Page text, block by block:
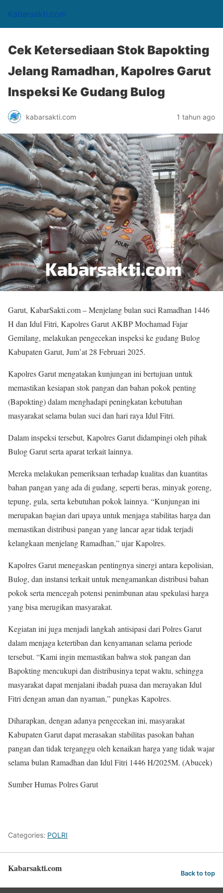
Kabarsakti.com
Cek Ketersediaan Stok Bapokting
Jelang Ramadhan, Kapolres Garut
Inspeksi Ke Gudang Bulog
kabarsakti.com 1 tahun ago
Garut, KabarSakti.com – Menjelang bulan suci Ramadhan 1446
H dan Idul Fitri, Kapolres Garut AKBP Mochamad Fajar
Gemilang, melakukan pengecekan inspeksi ke gudang Bulog
Kabupaten Garut, Jum’at 28 Februari 2025.
Kapolres Garut mengatakan kunjungan ini bertujuan untuk
memastikan kesiapan stok pangan dan bahan pokok penting
(Bapokting) dalam menghadapi peningkatan kebutuhan
masyarakat selama bulan suci dan hari raya Idul Fitri.
Dalam inspeksi tersebut, Kapolres Garut didampingi oleh pihak
Bulog Garut serta aparat terkait lainnya.
Mereka melakukan pemeriksaan terhadap kualitas dan kuantitas
bahan pangan yang ada di gudang, seperti beras, minyak goreng,
tepung, gula, serta kebutuhan pokok lainnya. “Kunjungan ini
merupakan bagian dari upaya untuk menjaga stabilitas harga dan
memastikan distribusi pangan yang lancar agar tidak terjadi
kelangkaan menjelang Ramadhan,” ujar Kapolres.
Kapolres Garut menegaskan pentingnya sinergi antara kepolisian,
Bulog, dan instansi terkait untuk mengamankan distribusi bahan
pokok serta mencegah potensi penimbunan atau spekulasi harga
yang bisa merugikan masyarakat.
Kegiatan ini juga menjadi langkah antisipasi dari Polres Garut
dalam menjaga ketertiban dan kenyamanan selama periode
tersebut. “Kami ingin memastikan bahwa stok pangan dan
Bapokting mencukupi dan distribusinya tepat waktu, sehingga
masyarakat dapat menjalani ibadah puasa dan merayakan Idul
Fitri dengan aman dan nyaman,” pungkas Kapolres.
Diharapkan, dengan adanya pengecekan ini, masyarakat
Kabupaten Garut dapat merasakan stabilitas pasokan bahan
pangan dan tidak terganggu oleh kenaikan harga yang tidak wajar
selama bulan Ramadhan dan Idul Fitri 1446 H/2025M. (Abucek)
Sumber Humas Polres Garut
Categories: POLRI
Kabarsakti.com Back to top